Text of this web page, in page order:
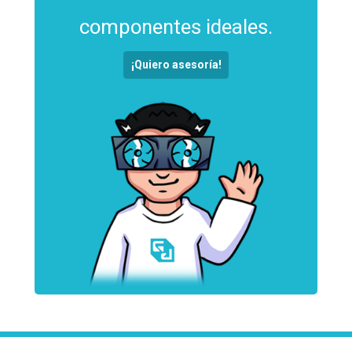
componentes ideales.
¡Quiero asesoría!